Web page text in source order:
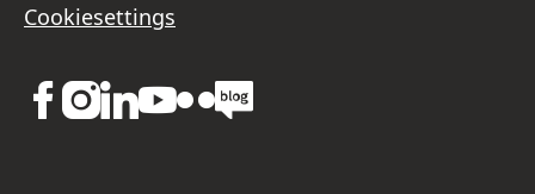
Cookiesettings